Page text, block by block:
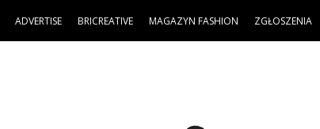
ADVERTISE BRICREATIVE MAGAZYN FASHION ZGŁOSZENIA